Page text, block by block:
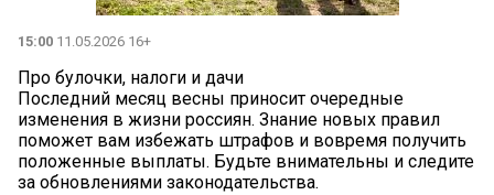
15:00 11.05.2026 16+
Про булочки, налоги и дачи
Последний месяц весны приносит очередные
изменения в жизни россиян. Знание новых правил
поможет вам избежать штрафов и вовремя получить
положенные выплаты. Будьте внимательны и следите
за обновлениями законодательства.